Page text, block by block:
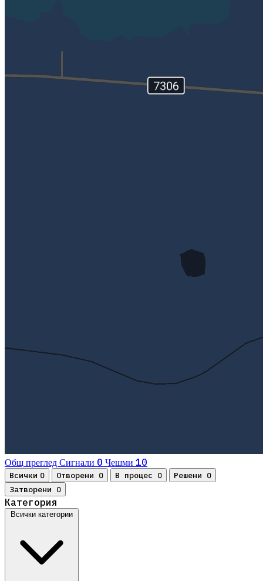
Общ преглед Сигнали 0 Чешми 10
Всички 0 Отворени 0 В процес 0 Решени 0
Затворени 0
Категория
Всички категории